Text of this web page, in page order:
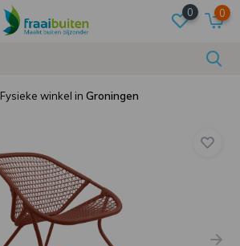
0 0
Fysieke winkel inGroningen